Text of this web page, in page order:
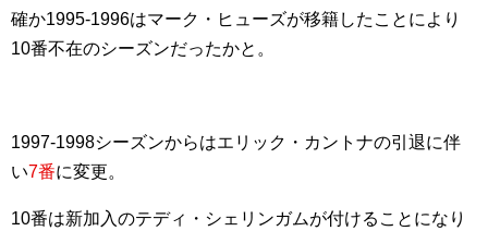
確か1995-1996はマーク・ヒューズが移籍したことにより
10番不在のシーズンだったかと。
1997-1998シーズンからはエリック・カントナの引退に伴
い7番に変更。
10番は新加入のテディ・シェリンガムが付けることになり